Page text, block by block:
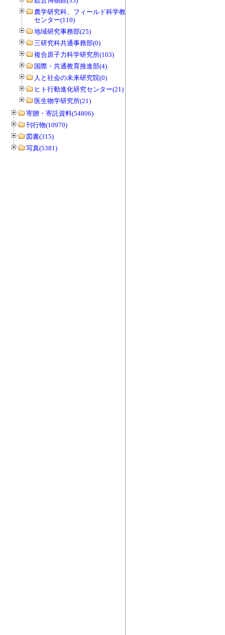
農学研究科、フィールド科学教育研究
センター(110)
地域研究事務部(25)
三研究科共通事務部(0)
複合原子力科学研究所(103)
国際・共通教育推進部(4)
人と社会の未来研究院(0)
ヒト行動進化研究センター(21)
医生物学研究所(21)
寄贈・寄託資料(54806)
刊行物(10970)
図書(315)
写真(5381)